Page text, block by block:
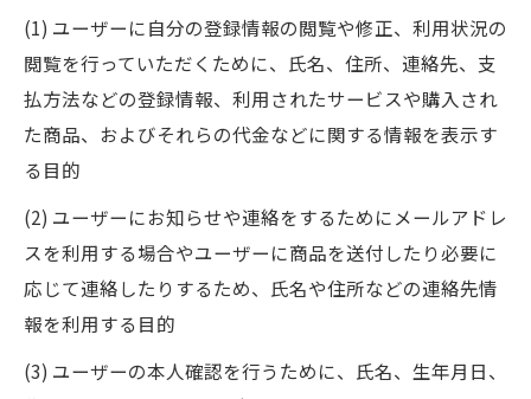
(1) ユーザーに自分の登録情報の閲覧や修正、利用状況の
閲覧を行っていただくために、氏名、住所、連絡先、支
払方法などの登録情報、利用されたサービスや購入され
た商品、およびそれらの代金などに関する情報を表示す
る目的
(2) ユーザーにお知らせや連絡をするためにメールアドレ
スを利用する場合やユーザーに商品を送付したり必要に
応じて連絡したりするため、氏名や住所などの連絡先情
報を利用する目的
(3) ユーザーの本人確認を行うために、氏名、生年月日、